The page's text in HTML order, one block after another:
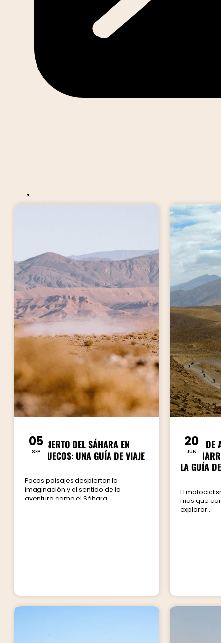
05
SEP
EL DESIERTO DEL SÁHARA EN
MARRUECOS: UNA GUÍA DE VIAJE
Pocos paisajes despiertan la
imaginación y el sentido de la
aventura como el Sáhara...
20
JUN
VIAJES
POR
LA GUÍA
El
más que
explorar...